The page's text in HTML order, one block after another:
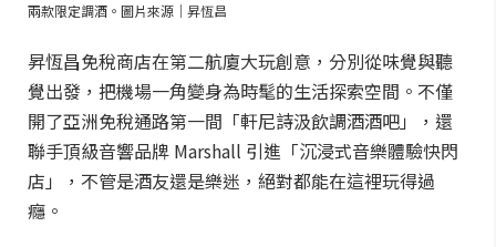
兩款限定調酒。圖片來源｜昇恆昌
昇恆昌免稅商店在第二航廈大玩創意，分別從味覺與聽
覺出發，把機場一角變身為時髦的生活探索空間。不僅
開了亞洲免稅通路第一間「軒尼詩汲飲調酒酒吧」，還
聯手頂級音響品牌 Marshall 引進「沉浸式音樂體驗快閃
店」，不管是酒友還是樂迷，絕對都能在這裡玩得過
癮。